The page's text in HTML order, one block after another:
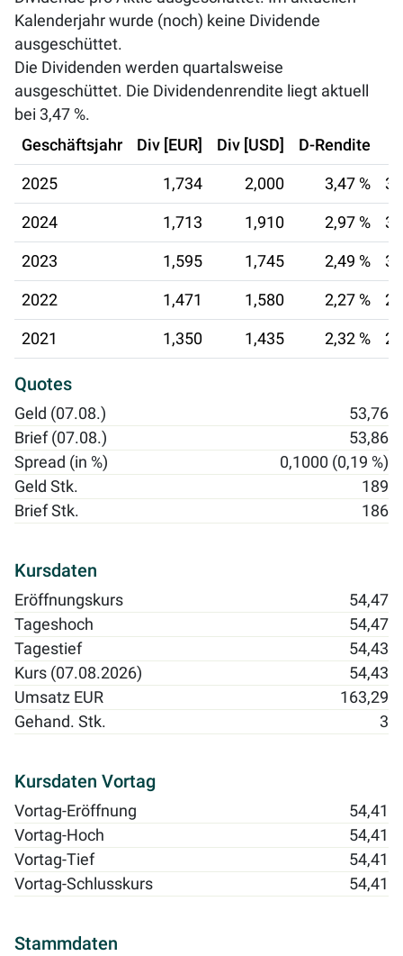
Kalenderjahr wurde (noch) keine Dividende
ausgeschüttet.
Die Dividenden werden quartalsweise
ausgeschüttet. Die Dividendenrendite liegt aktuell
bei 3,47 %.
Geschäftsjahr
Div [EUR] Div [USD] D-Rendite
2025 1,734 2,000 3,47 %
2024 1,713 1,910 2,97 %
2023 1,595 1,745 2,49 %
2022 1,471 1,580 2,27 %
2021 1,350 1,435 2,32 %
Quotes
Geld (07.08.)
53,76
Brief (07.08.)
53,86
Spread (in %)
0,1000 (0,19 %)
Geld Stk.
189
Brief Stk.
186
Kursdaten
Eröffnungskurs
54,47
Tageshoch
54,47
Tagestief
54,43
Kurs (07.08.2026)
54,43
Umsatz EUR
163,29
Gehand. Stk.
3
Kursdaten Vortag
Vortag-Eröffnung
54,41
Vortag-Hoch
54,41
Vortag-Tief
54,41
Vortag-Schlusskurs
54,41
Stammdaten